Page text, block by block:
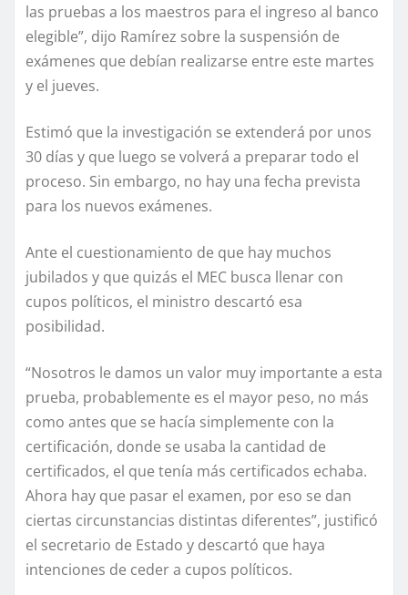
las pruebas a los maestros para el ingreso al banco
elegible”, dijo Ramírez sobre la suspensión de
exámenes que debían realizarse entre este martes
y el jueves.
Estimó que la investigación se extenderá por unos
30 días y que luego se volverá a preparar todo el
proceso. Sin embargo, no hay una fecha prevista
para los nuevos exámenes.
Ante el cuestionamiento de que hay muchos
jubilados y que quizás el MEC busca llenar con
cupos políticos, el ministro descartó esa
posibilidad.
“Nosotros le damos un valor muy importante a esta
prueba, probablemente es el mayor peso, no más
como antes que se hacía simplemente con la
certificación, donde se usaba la cantidad de
certificados, el que tenía más certificados echaba.
Ahora hay que pasar el examen, por eso se dan
ciertas circunstancias distintas diferentes”, justificó
el secretario de Estado y descartó que haya
intenciones de ceder a cupos políticos.